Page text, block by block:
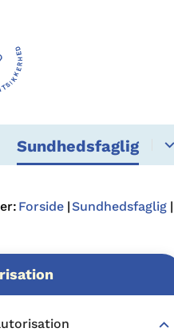
Sundhedsfaglig
Forside Sundhedsfaglig